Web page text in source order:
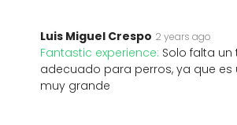
Luis Miguel Crespo 2 years ago
Fantastic experience: Solo falta un
adecuado para perros, ya que es
muy grande